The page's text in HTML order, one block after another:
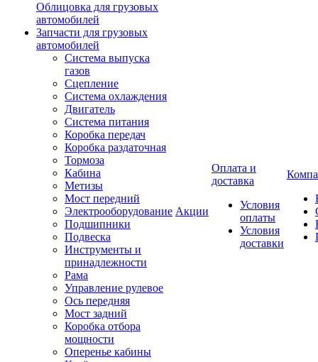
Облицовка для грузовых
автомобилей
Запчасти для грузовых
автомобилей
Система выпуска
газов
Сцепление
Система охлаждения
Двигатель
Система питания
Коробка передач
Коробка раздаточная
Тормоза
Кабина
Метизы
Мост передний
Электрооборудование
Подшипники
Подвеска
Инструменты и
принадлежности
Рама
Управление рулевое
Ось передняя
Мост задний
Коробка отбора
мощности
Оперенье кабины
Акции
Оплата и
доставка
Условия
оплаты
Условия
доставки